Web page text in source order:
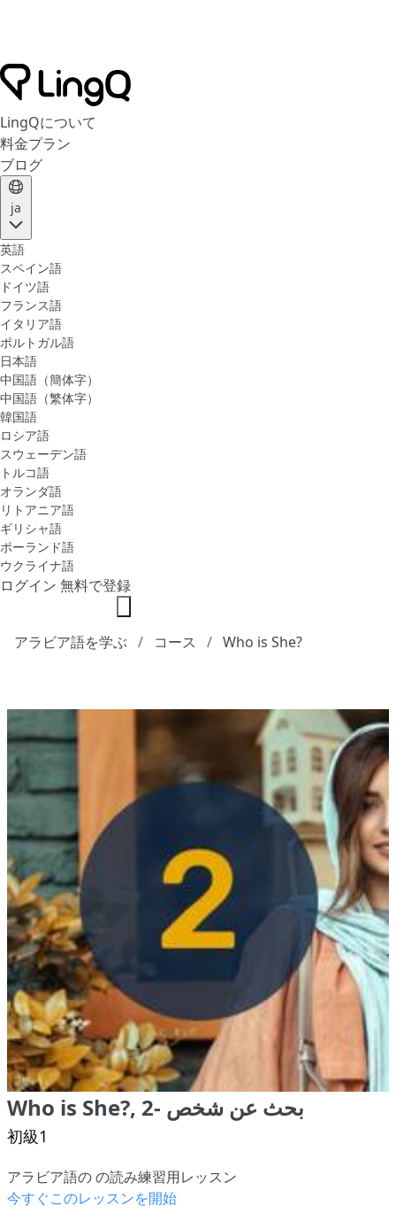
LingQについて
料金プラン
ブログ
ja
英語
スペイン語
ドイツ語
フランス語
イタリア語
ポルトガル語
日本語
中国語（簡体字）
中国語（繁体字）
韓国語
ロシア語
スウェーデン語
トルコ語
オランダ語
リトアニア語
ギリシャ語
ポーランド語
ウクライナ語
ログイン 無料で登録
アラビア語を学ぶ コース Who is She?
Who is She?, 2- بحث عن شخص
初級1
アラビア語の の読み練習用レッスン
今すぐこのレッスンを開始